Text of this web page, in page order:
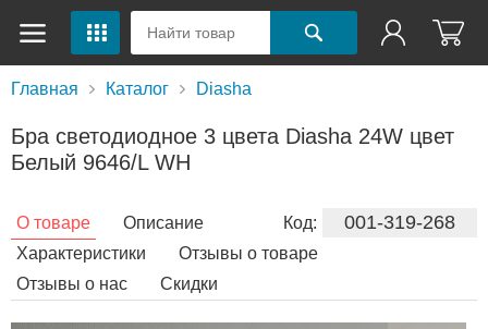
Главная Каталог Diasha
Бра светодиодное 3 цвета Diasha 24W цвет
Белый 9646/L WH
Код: 001-319-268
О товаре
Описание
Характеристики
Отзывы о товаре
Отзывы о нас
Скидки